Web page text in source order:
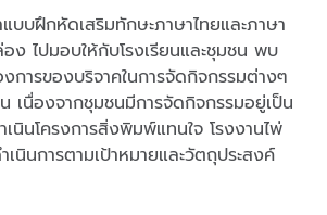
บบฝึกหัดเสริมทักษะภาษาไทยและภาษา
ง ไปมอบให้กับโรงเรียนและชุมชน พบ
การของบริจาคในการจัดกิจกรรมต่างๆ
เนื่องจากชุมชนมีการจัดกิจกรรมอยู่เป็น
เนินโครงการสิ่งพิมพ์แทนใจ โรงงานไพ่
นการตามเป้าหมายและวัตถุประสงค์